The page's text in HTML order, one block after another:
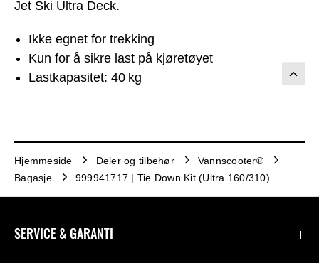
Jet Ski Ultra Deck.
Ikke egnet for trekking
Kun for å sikre last på kjøretøyet
Lastkapasitet: 40 kg
Hjemmeside Deler og tilbehør
Vannscooter®
Bagasje
999941717 | Tie Down Kit (Ultra 160/310)
SERVICE & GARANTI